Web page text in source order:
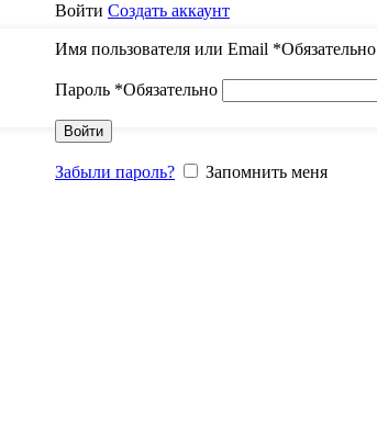
Войти Создать аккаунт
Имя пользователя или Email *Обязательно
Пароль *Обязательно
Войти
Забыли пароль? Запомнить меня